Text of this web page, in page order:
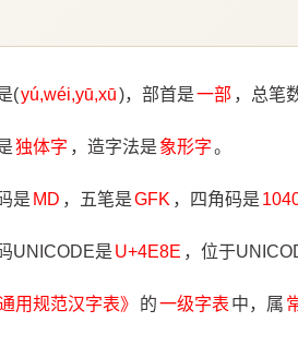
(yú,wéi,yū,xū)，部首是⼀部 ，总笔
独体字 ，造字法是 象形字。
是 MD ，五笔是GFK ，四角码是
UNICODE是 U+4E8E ，位于
通用规范汉字表》 的一级字表 中，属